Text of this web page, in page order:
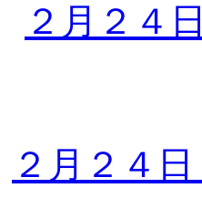
２月２４
２月２４